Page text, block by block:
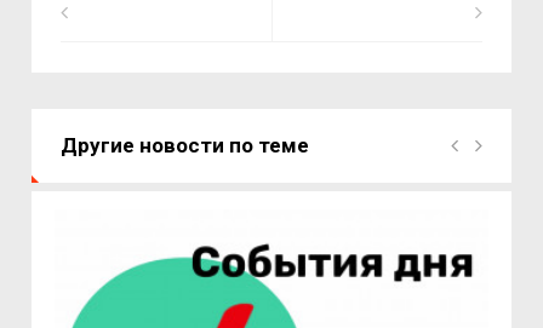
Другие новости по теме